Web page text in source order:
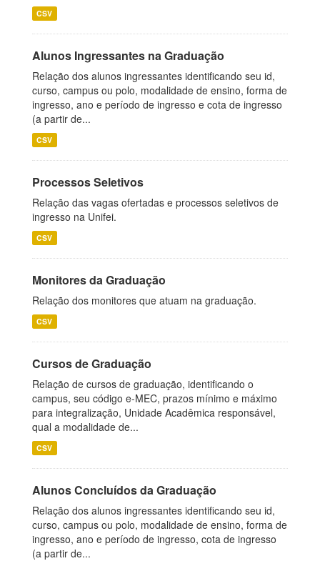
CSV
Alunos Ingressantes na Graduação
Relação dos alunos ingressantes identificando seu id,
curso, campus ou polo, modalidade de ensino, forma de
ingresso, ano e período de ingresso e cota de ingresso
(a partir de...
CSV
Processos Seletivos
Relação das vagas ofertadas e processos seletivos de
ingresso na Unifei.
CSV
Monitores da Graduação
Relação dos monitores que atuam na graduação.
CSV
Cursos de Graduação
Relação de cursos de graduação, identificando o
campus, seu código e-MEC, prazos mínimo e máximo
para integralização, Unidade Acadêmica responsável,
qual a modalidade de...
CSV
Alunos Concluídos da Graduação
Relação dos alunos ingressantes identificando seu id,
curso, campus ou polo, modalidade de ensino, forma de
ingresso, ano e período de ingresso, cota de ingresso
(a partir de...